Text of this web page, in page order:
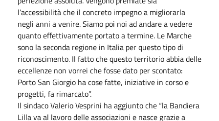
l’accessibilità che il concreto impegno a migliorarla
negli anni a venire. Siamo poi noi ad andare a vedere
quanto effettivamente portato a termine. Le Marche
sono la seconda regione in Italia per questo tipo di
riconoscimento. Il fatto che questo territorio abbia delle
eccellenze non vorrei che fosse dato per scontato:
Porto San Giorgio ha cose fatte, iniziative in corso e
progetti, fa rimarcato”.
Il sindaco Valerio Vesprini ha aggiunto che “la Bandiera
Lilla va al lavoro delle associazioni e nasce grazie a